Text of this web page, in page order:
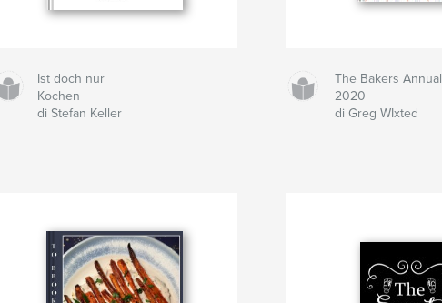
Ist doch nur
Kochen
di Stefan Keller
The Bakers Annual
2020
di Greg WIxted